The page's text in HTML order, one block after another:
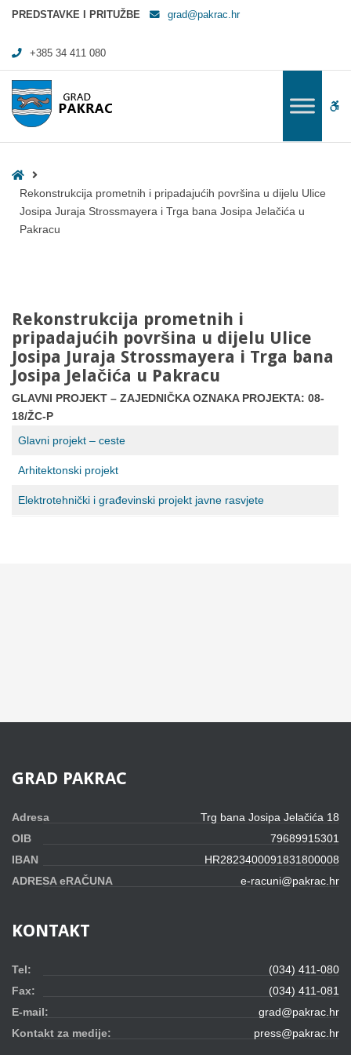
Rekonstrukcija prometnih i pripadajućih površina u dijelu Ulice
PREDSTAVKE I PRITUŽBE grad@pakrac.hr
+385 34 411 080
Home
Rekonstrukcija prometnih i pripadajućih površina u dijelu Ulice
Josipa Juraja Strossmayera i Trga bana Josipa Jelačića u
Pakracu
Rekonstrukcija prometnih i
pripadajućih površina u dijelu Ulice
Josipa Juraja Strossmayera i Trga bana
Josipa Jelačića u Pakracu
GLAVNI PROJEKT – ZAJEDNIČKA OZNAKA PROJEKTA: 08-
18/ŽC-P
Glavni projekt – ceste
Arhitektonski projekt
Elektrotehnički i građevinski projekt javne rasvjete
GRAD PAKRAC
Adresa
Trg bana Josipa Jelačića 18
OIB
79689915301
IBAN
HR2823400091831800008
ADRESA eRAČUNA
e-racuni@pakrac.hr
KONTAKT
Tel:
(034) 411-080
Fax:
(034) 411-081
E-mail:
grad@pakrac.hr
Kontakt za medije:
press@pakrac.hr